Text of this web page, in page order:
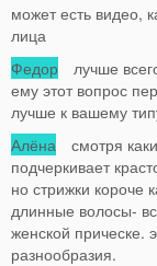
может есть видео,
лица
Федор лучше
ему этот вопрос
лучше к вашему
Алёна смотря
подчеркивает
но стрижки короче
длинные волосы-
женской прическе.
разнообразия.